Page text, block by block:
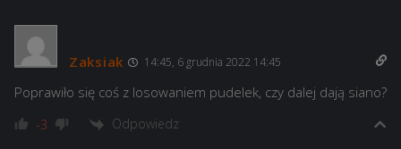
Zaksiak 14:45, 6 grudnia 2022 14:45
Poprawiło się coś z losowaniem pudelek, czy dalej dają siano?
-3 Odpowiedz